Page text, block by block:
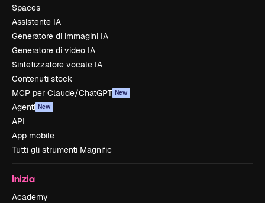
Spaces
Assistente IA
Generatore di immagini IA
Generatore di video IA
Sintetizzatore vocale IA
Contenuti stock
MCP per Claude/ChatGPT New
Agenti New
API
App mobile
Tutti gli strumenti Magnific
Inizia
Academy